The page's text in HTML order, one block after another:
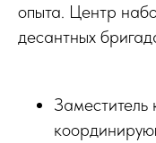
опыта. Центр
десантных